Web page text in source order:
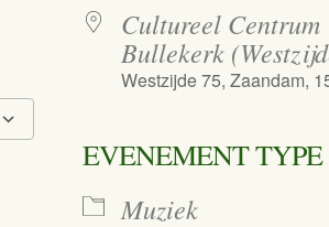
Google Calendar
Cultureel Centrum
Bullekerk
Westzijde 75, Zaandam,
EVENEMENT TYPE
Muziek